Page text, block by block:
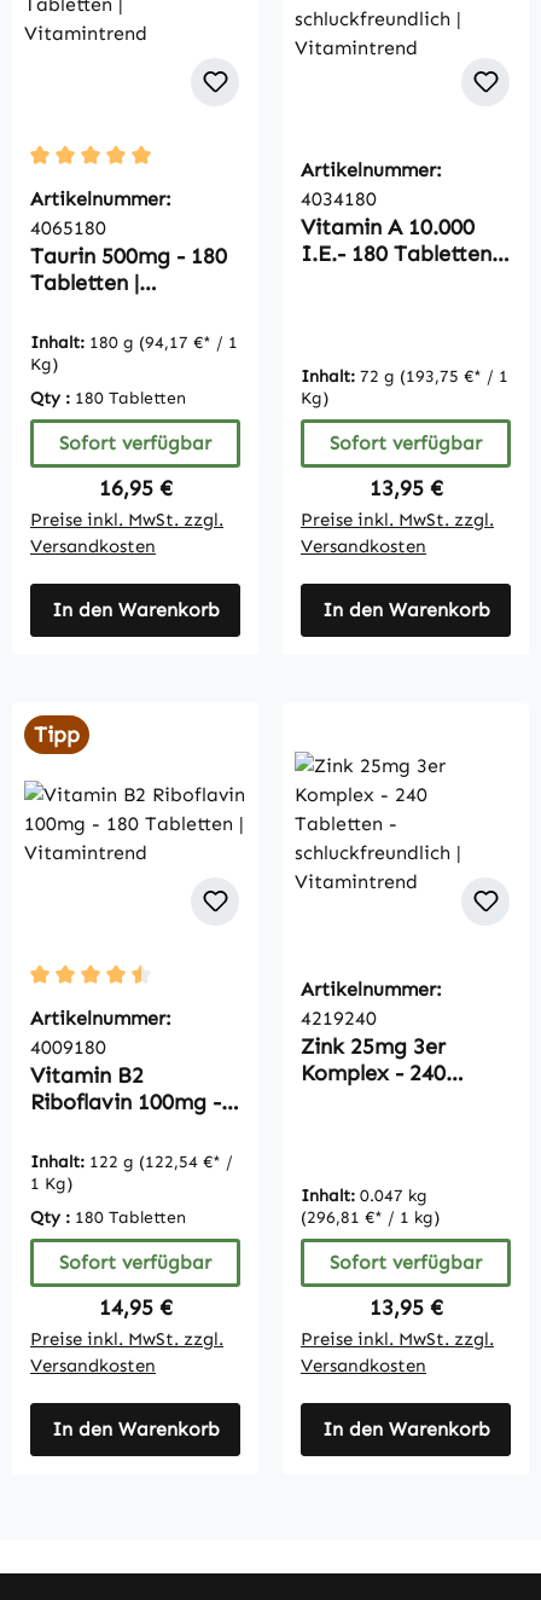
Durchschnittliche Bewertung von 5 von 5 Sternen
Artikelnummer:
4065180
Taurin 500mg - 180
Tabletten |
Inhalt: 180 g (94,17 €* / 1
Kg)
Qty : 180 Tabletten
Sofort verfügbar
Regulärer Preis:
16,95 €
Preise inkl. MwSt. zzgl.
Versandkosten
In den Warenkorb
Artikelnummer:
4034180
Vitamin A 10.000
I.E.- 180 Tabletten -
Inhalt: 72 g (193,75 €* / 1
Kg)
Sofort verfügbar
Regulärer Preis:
13,95 €
Preise inkl. MwSt. zzgl.
Versandkosten
In den Warenkorb
Tipp
Durchschnittliche Bewertung von 4.5 von 5 Sternen
Artikelnummer:
4009180
Vitamin B2
Riboflavin 100mg -
Vitamintrend
Inhalt: 122 g (122,54 €* /
1 Kg)
Qty : 180 Tabletten
Sofort verfügbar
Regulärer Preis:
14,95 €
Preise inkl. MwSt. zzgl.
Versandkosten
In den Warenkorb
Artikelnummer:
4219240
Zink 25mg 3er
Komplex - 240
Inhalt: 0.047 kg
(296,81 €* / 1 kg)
Sofort verfügbar
Regulärer Preis:
13,95 €
Preise inkl. MwSt. zzgl.
Versandkosten
In den Warenkorb